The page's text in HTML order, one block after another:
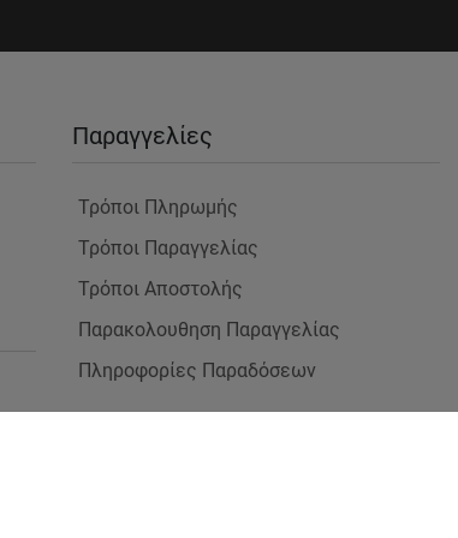
Παραγγελίες
Τρόποι Πληρωμής
Τρόποι Παραγγελίας
Τρόποι Αποστολής
Παρακολουθηση Παραγγελίας
Πληροφορίες Παραδόσεων